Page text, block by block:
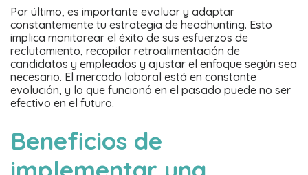
Por último, es importante evaluar y adaptar
constantemente tu estrategia de headhunting. Esto
implica monitorear el éxito de sus esfuerzos de
reclutamiento, recopilar retroalimentación de
candidatos y empleados y ajustar el enfoque según sea
necesario. El mercado laboral está en constante
evolución, y lo que funcionó en el pasado puede no ser
efectivo en el futuro.
Beneficios de